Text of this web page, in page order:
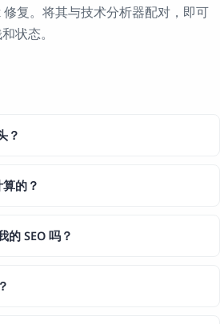
复。将其与技术分析器配对，即可
状态。
？
的？
的 SEO 吗？